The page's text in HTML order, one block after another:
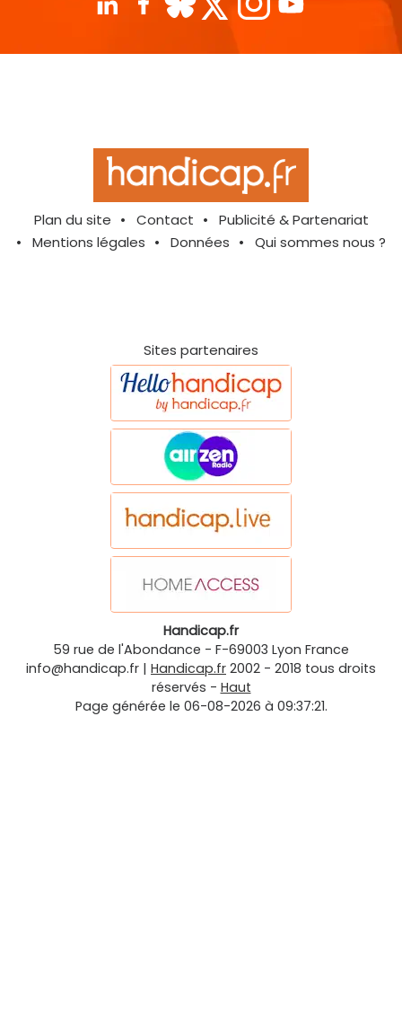
Plan du site Contact
Publicité & Partenariat
Mentions légales
Données Qui sommes nous ?
Sites partenaires
Handicap.fr
59 rue de l'Abondance - F-69003 Lyon France
info@handicap.fr | Handicap.fr 2002 - 2018 tous droits
réservés - Haut
Page générée le 06-08-2026 à 09:37:21.